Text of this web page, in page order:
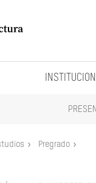
Pregrado